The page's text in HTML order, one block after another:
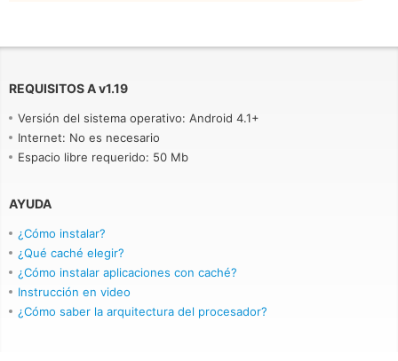
REQUISITOS Av1.19
Versión del sistema operativo: Android 4.1+
Internet: No es necesario
Espacio libre requerido: 50 Mb
AYUDA
¿Cómo instalar?
¿Qué caché elegir?
¿Cómo instalar aplicaciones con caché?
Instrucción en video
¿Cómo saber la arquitectura del procesador?